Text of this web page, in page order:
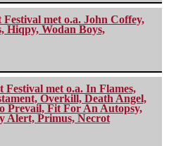
met o.a. John Coffey,
Hiqpy, Wodan Boys,
Festival met o.a. In Flames,
Overkill, Death Angel,
Prevail, Fit For An Autopsy,
Alert, Primus, Necrot